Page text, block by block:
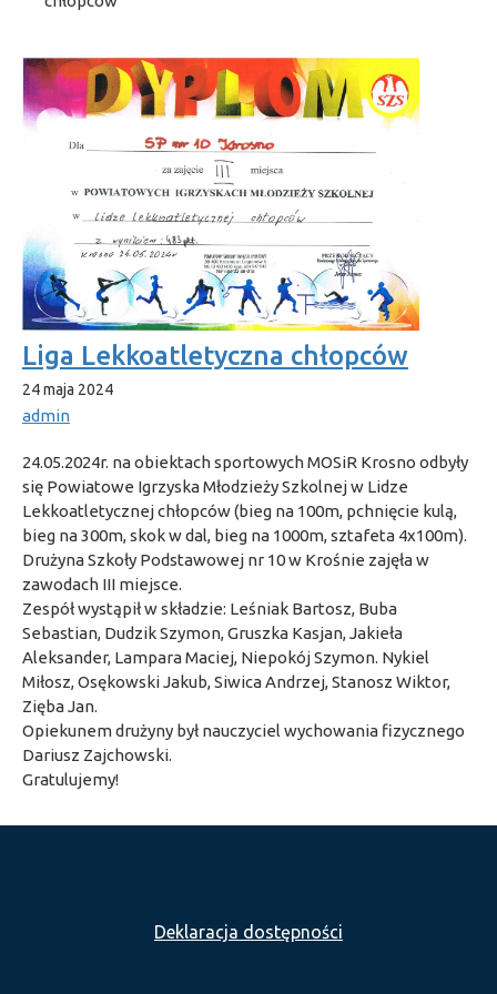
Liga Lekkoatletyczna chłopców
24 maja 2024
admin
24.05.2024r. na obiektach sportowych MOSiR Krosno odbyły
się Powiatowe Igrzyska Młodzieży Szkolnej w Lidze
Lekkoatletycznej chłopców (bieg na 100m, pchnięcie kulą,
bieg na 300m, skok w dal, bieg na 1000m, sztafeta 4x100m).
Drużyna Szkoły Podstawowej nr 10 w Krośnie zajęła w
zawodach III miejsce.
Zespół wystąpił w składzie: Leśniak Bartosz, Buba
Sebastian, Dudzik Szymon, Gruszka Kasjan, Jakieła
Aleksander, Lampara Maciej, Niepokój Szymon. Nykiel
Miłosz, Osękowski Jakub, Siwica Andrzej, Stanosz Wiktor,
Zięba Jan.
Opiekunem drużyny był nauczyciel wychowania fizycznego
Dariusz Zajchowski.
Gratulujemy!
Deklaracja dostępności